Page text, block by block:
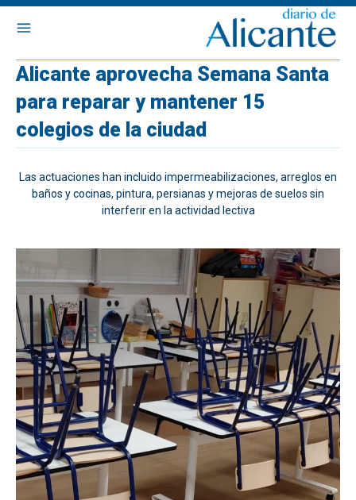
Alicante aprovecha Semana Santa
para reparar y mantener 15
colegios de la ciudad
Las actuaciones han incluido impermeabilizaciones, arreglos en
baños y cocinas, pintura, persianas y mejoras de suelos sin
interferir en la actividad lectiva